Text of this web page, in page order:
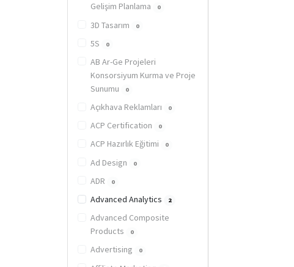
Gelişim Planlama
0
3D Tasarım 0
5S 0
AB Ar-Ge Projeleri
Konsorsiyum Kurma ve Proje
Sunumu
0
Açıkhava Reklamları 0
ACP Certification 0
ACP Hazırlık Eğitimi 0
Ad Design 0
ADR 0
Advanced Analytics 2
Advanced Composite
Products
0
Advertising 0